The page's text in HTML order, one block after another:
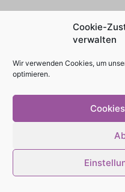
Cookie-
verwalten
Wir verwenden Cookies, um
optimieren.